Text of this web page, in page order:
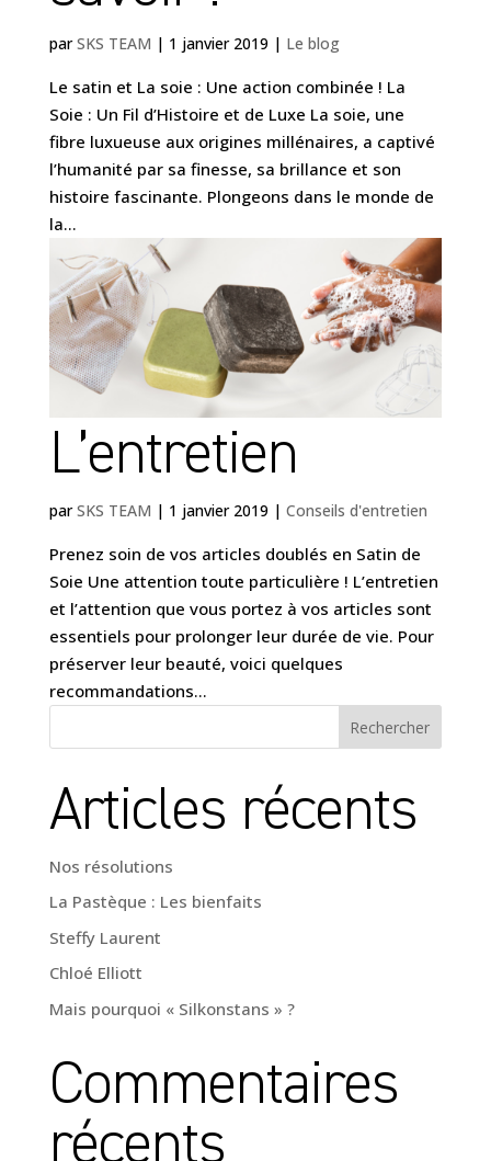
parSKS TEAM | 1 janvier 2019 | Le blog
Le satin et La soie : Une action combinée ! La
Soie : Un Fil d’Histoire et de Luxe La soie, une
fibre luxueuse aux origines millénaires, a captivé
l’humanité par sa finesse, sa brillance et son
histoire fascinante. Plongeons dans le monde de
la...
L’entretien
parSKS TEAM | 1 janvier 2019 | Conseils d'entretien
Prenez soin de vos articles doublés en Satin de
Soie Une attention toute particulière ! L’entretien
et l’attention que vous portez à vos articles sont
essentiels pour prolonger leur durée de vie. Pour
préserver leur beauté, voici quelques
recommandations...
Rechercher
Articles récents
Nos résolutions
La Pastèque : Les bienfaits
Steffy Laurent
Chloé Elliott
Mais pourquoi « Silkonstans » ?
Commentaires
récents